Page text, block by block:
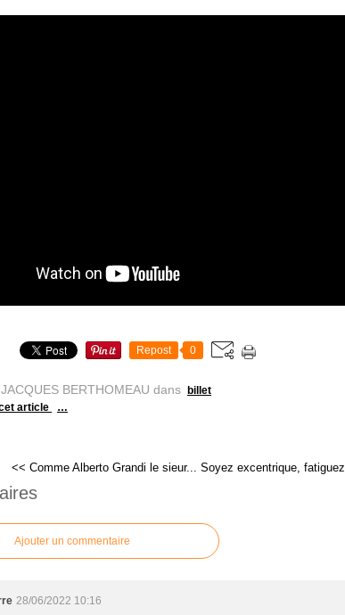
Repost 0
BERTHOMEAU dans
billet
article
…
<< Comme Alberto Grandi le sieur... Soyez excentrique,
Ajouter un commentaire
28/06/2022 10:16